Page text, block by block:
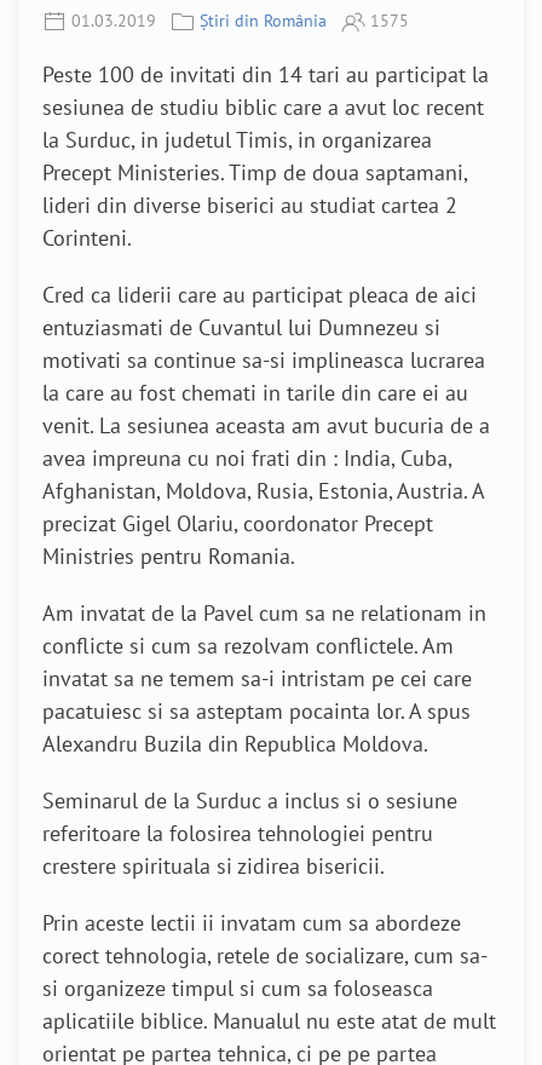
01.03.2019 Știri din România 1575
Peste 100 de invitati din 14 tari au participat la
sesiunea de studiu biblic care a avut loc recent
la Surduc, in judetul Timis, in organizarea
Precept Ministeries. Timp de doua saptamani,
lideri din diverse biserici au studiat cartea 2
Corinteni.
Cred ca liderii care au participat pleaca de aici
entuziasmati de Cuvantul lui Dumnezeu si
motivati sa continue sa-si implineasca lucrarea
la care au fost chemati in tarile din care ei au
venit. La sesiunea aceasta am avut bucuria de a
avea impreuna cu noi frati din : India, Cuba,
Afghanistan, Moldova, Rusia, Estonia, Austria. A
precizat Gigel Olariu, coordonator Precept
Ministries pentru Romania.
Am invatat de la Pavel cum sa ne relationam in
conflicte si cum sa rezolvam conflictele. Am
invatat sa ne temem sa-i intristam pe cei care
pacatuiesc si sa asteptam pocainta lor. A spus
Alexandru Buzila din Republica Moldova.
Seminarul de la Surduc a inclus si o sesiune
referitoare la folosirea tehnologiei pentru
crestere spirituala si zidirea bisericii.
Prin aceste lectii ii invatam cum sa abordeze
corect tehnologia, retele de socializare, cum sa-
si organizeze timpul si cum sa foloseasca
aplicatiile biblice. Manualul nu este atat de mult
orientat pe partea tehnica, ci pe pe partea